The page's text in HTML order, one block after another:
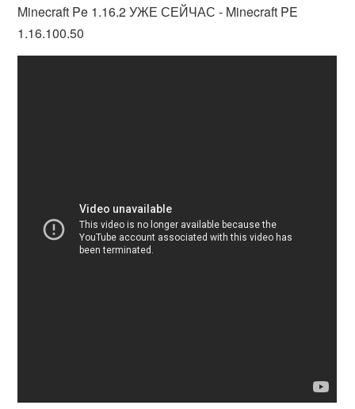
Minecraft Pe 1.16.2 УЖЕ СЕЙЧАС - Minecraft PE
1.16.100.50